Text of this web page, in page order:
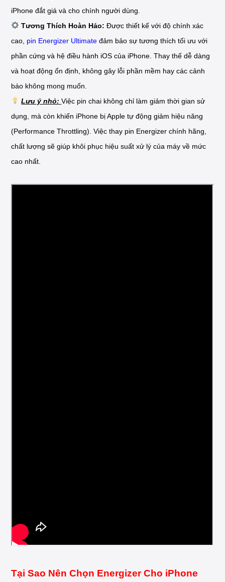
iPhone đắt giá và cho chính người dùng.
Tương Thích Hoàn Hảo: Được thiết kế với độ chính xác
cao, pin Energizer Ultimate đảm bảo sự tương thích tối ưu với
phần cứng và hệ điều hành iOS của iPhone. Thay thế dễ dàng
và hoạt động ổn định, không gây lỗi phần mềm hay các cảnh
báo không mong muốn.
Lưu ý nhỏ: Việc pin chai không chỉ làm giảm thời gian sử
dụng, mà còn khiến iPhone bị Apple tự động giảm hiệu năng
(Performance Throttling). Việc thay pin Energizer chính hãng,
chất lượng sẽ giúp khôi phục hiệu suất xử lý của máy về mức
cao nhất.
Tại Sao Nên Chọn Energizer Cho iPhone